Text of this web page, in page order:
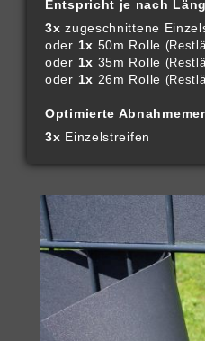
Entspricht je nach
3x zugeschnittene
oder 1x 50m Rolle
oder 1x 35m Rolle
oder 1x 26m Rolle
Optimierte
3x Einzelstreifen